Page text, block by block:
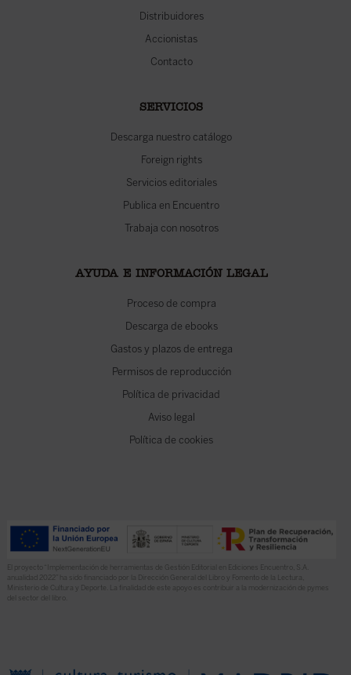
Distribuidores
Accionistas
Contacto
SERVICIOS
Descarga nuestro catálogo
Foreign rights
Servicios editoriales
Publica en Encuentro
Trabaja con nosotros
AYUDA E INFORMACIÓN LEGAL
Proceso de compra
Descarga de ebooks
Gastos y plazos de entrega
Permisos de reproducción
Política de privacidad
Aviso legal
Política de cookies
El proyecto “Implementación de herramientas de Gestión Editorial en Ediciones Encuentro, S.A.
anualidad 2022” ha sido financiado por la Dirección General del Libro y Fomento de la Lectura,
Ministerio de Cultura y Deporte. La finalidad de este apoyo es contribuir a la modernización de pymes
del sector del libro.